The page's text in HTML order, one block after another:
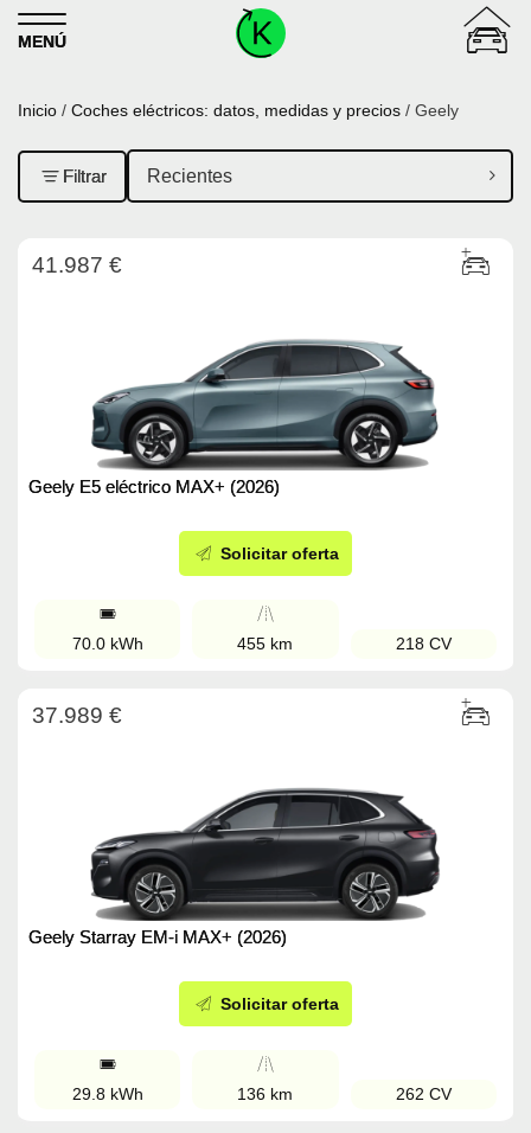
Skip to content
MENÚ
Inicio / Coches eléctricos: datos, medidas y precios / Geely
Filtrar
41.987 €
Geely E5 eléctrico MAX+ (2026)
Solicitar oferta
70.0 kWh 455 km 218 CV
37.989 €
Geely Starray EM-i MAX+ (2026)
Solicitar oferta
29.8 kWh 136 km 262 CV